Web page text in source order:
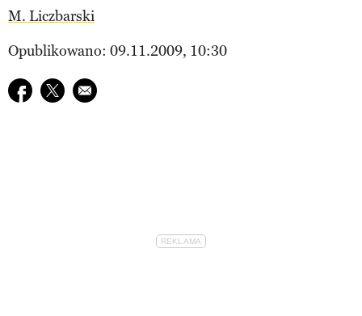
M. Liczbarski
Opublikowano: 09.11.2009, 10:30
Udostępnij na facebook
Udostępnij na twitter
E-mail do przyjaciela